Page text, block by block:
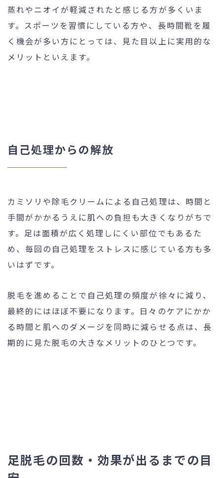
蒸れやニオイが軽減されたと感じる方が多くいま
す。スポーツを習慣にしている方や、長時間靴を履
く機会が多い方にとっては、見た目以上に実用的な
メリットといえます。
自己処理からの解放
カミソリや除毛クリームによる自己処理は、時間と
手間がかかるうえに肌への負担も大きくなりがちで
す。足は面積が広く処理しにくい部位でもあるた
め、毎回の自己処理をストレスに感じている方も多
いはずです。
脱毛を進めることで自己処理の頻度が徐々に減り、
最終的にはほぼ不要になります。日々のケアにかか
る時間と肌へのダメージを同時に減らせる点は、長
期的に見た脱毛の大きなメリットのひとつです。
足脱毛の回数・効果が出るまでの目